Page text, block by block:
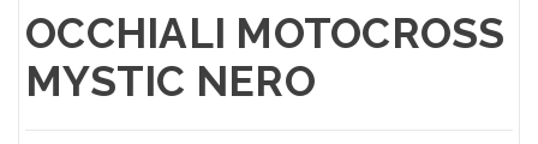
OCCHIALI MOTOCROSS
MYSTIC NERO